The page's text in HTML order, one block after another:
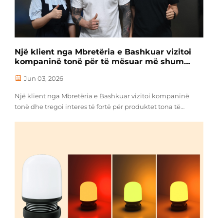
Një klient nga Mbretëria e Bashkuar vizitoi
kompaninë tonë për të mësuar më shumë
spekter të shëndetshëm, përfshirë dritën
kuqe 625–630 nm.
Jun 03, 2026
Një klient nga Mbretëria e Bashkuar vizitoi kompaninë
tonë dhe tregoi interes të fortë për produktet tona të